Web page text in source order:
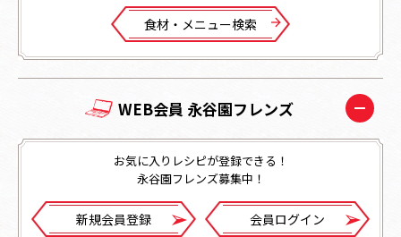
⾷材・メニュー検索
WEB会員 永谷園フレンズ
お気に入りレシピが登録できる！
永谷園フレンズ募集中！
新規会員登録 会員ログイン